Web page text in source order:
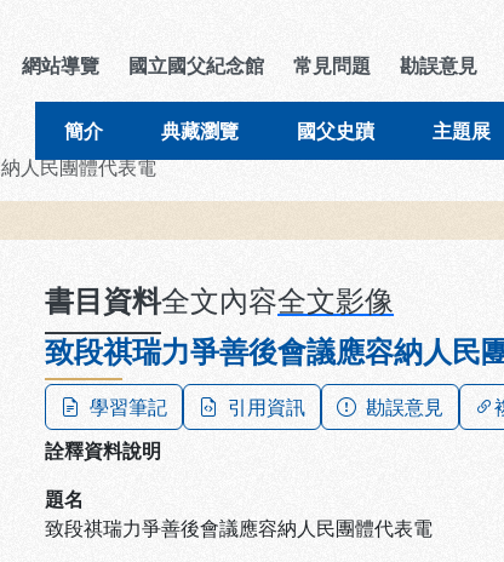
導覽列區
網站導覽 國立國父紀念館 常見問題 勘誤意見
簡介 典藏瀏覽 國父史蹟 主題展
人民團體代表電
書目資料全文內容全文影像
致段祺瑞力爭善後會議應容納人民
學習筆記 引用資訊 勘誤意見
詮釋資料說明
題名
致段祺瑞力爭善後會議應容納人民團體代表電